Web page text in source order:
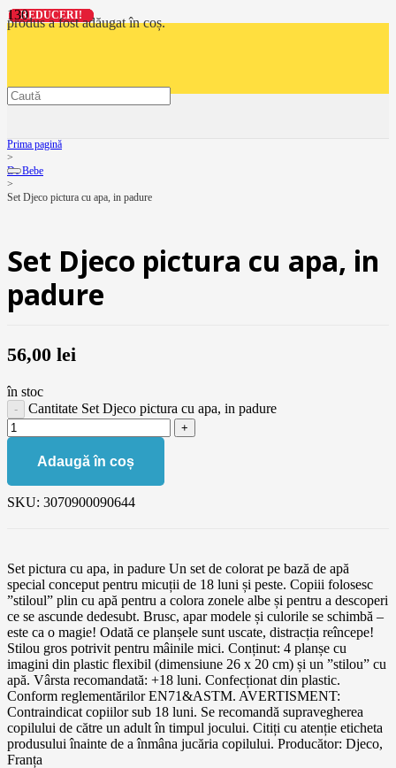
produsa fost adăugat în coș.
Prima pagină
>
De Bebe
>
Set Djeco pictura cu apa, in padure
Set Djeco pictura cu apa, in
padure
56,00 lei
în stoc
Cantitate Set Djeco pictura cu apa, in padure
Adaugă în coș
SKU: 3070900090644
Set pictura cu apa, in padure Un set de colorat pe bază de apă
special conceput pentru micuții de 18 luni și peste. Copiii folosesc
”stiloul” plin cu apă pentru a colora zonele albe și pentru a descoperi
ce se ascunde dedesubt. Brusc, apar modele și culorile se schimbă –
este ca o magie! Odată ce planșele sunt uscate, distracția reîncepe!
Stilou gros potrivit pentru mâinile mici. Conținut: 4 planșe cu
imagini din plastic flexibil (dimensiune 26 x 20 cm) și un ”stilou” cu
apă. Vârsta recomandată: +18 luni. Confecționat din plastic.
Conform reglementărilor EN71&ASTM. AVERTISMENT:
Contraindicat copiilor sub 18 luni. Se recomandă supravegherea
copilului de către un adult în timpul jocului. Citiți cu atenție eticheta
produsului înainte de a înmâna jucăria copilului. Producător: Djeco,
Franța
REDUCERI!
REDUCERI!
REDUCERI!
REDUCERI!